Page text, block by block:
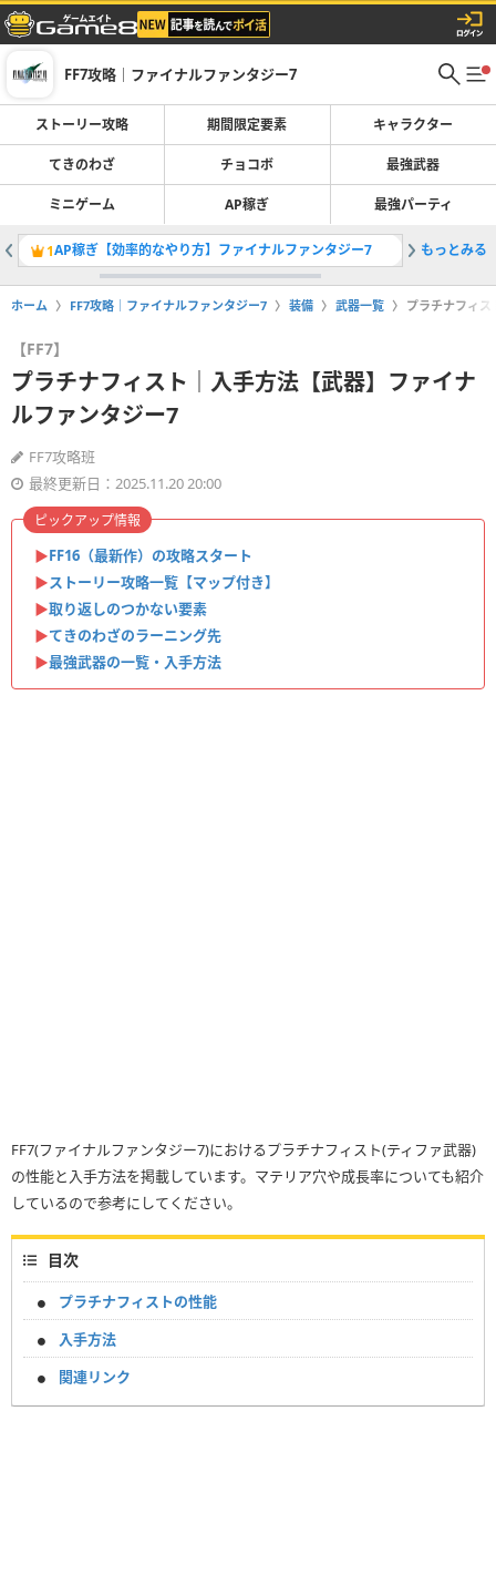
FF7攻略｜ファイナルファンタジー7
ストーリー攻略 期間限定要素 キャラクター
てきのわざ チョコボ 最強武器
ミニゲーム AP稼ぎ 最強パーティ
1AP稼ぎ【効率的なやり方】ファイナルファンタジー7 2AP3倍武
もっとみる
ホーム FF7攻略｜ファイナルファンタジー7 装備 武器一覧 プラチナフィ
【FF7】
プラチナフィスト｜入手方法【武器】ファイナ
ルファンタジー7
FF7攻略班
最終更新日：2025.11.20 20:00
▶︎FF16（最新作）の攻略スタート
▶︎ストーリー攻略一覧【マップ付き】
▶︎取り返しのつかない要素
▶︎てきのわざのラーニング先
▶︎最強武器の一覧・入手方法
ピックアップ情報
FF7(ファイナルファンタジー7)におけるプラチナフィスト(ティファ武器)
の性能と入手方法を掲載しています。マテリア穴や成長率についても紹介
しているので参考にしてください。
目次
プラチナフィストの性能
入手方法
関連リンク